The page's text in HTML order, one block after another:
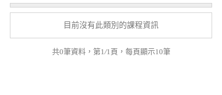
目前沒有此類別的課程資訊
共0筆資料，第1/1頁，每頁顯示10筆